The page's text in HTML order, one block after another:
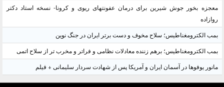
بخور جوش شیرین برای درمان عفونتهای ریوی و کرونا- نسخه استاد دکتر
الکترومغناطیس؛ سلاح مخوف و دست برتر ایران در جنگ نوین
الکترومغناطیس؛ برهم زننده معادلات نظامی و فراتر و مخرب تر از سلاح اتمی
یوفوها در آسمان ایران و آمریکا پس از شهادت سردار سلیمانی + فیلم